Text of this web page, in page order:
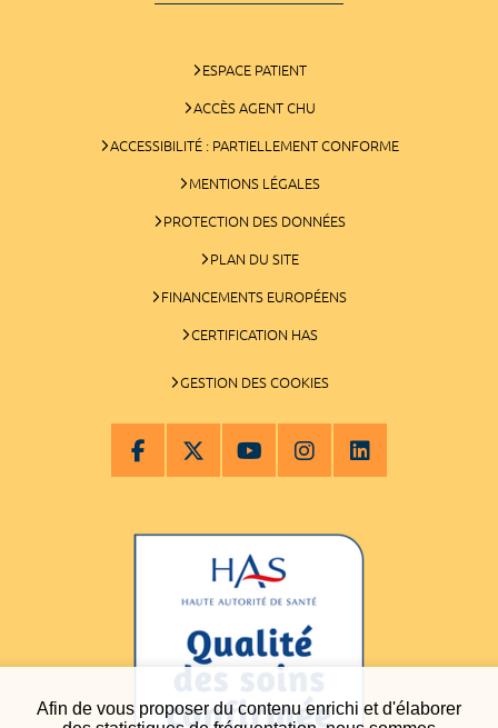
Afin de vous proposer du contenu enrichi et d'élaborer
ESPACE PATIENT
ACCÈS AGENT CHU
ACCESSIBILITÉ : PARTIELLEMENT CONFORME
MENTIONS LÉGALES
PROTECTION DES DONNÉES
PLAN DU SITE
FINANCEMENTS EUROPÉENS
CERTIFICATION HAS
GESTION DES COOKIES